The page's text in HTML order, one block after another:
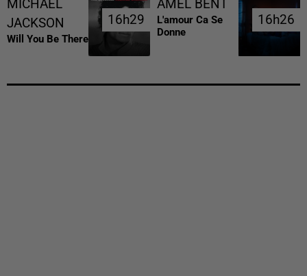
MICHAEL
JACKSON
Will You Be There
16h29
16h29
AMEL BENT
L'amour Ca Se
Donne
16h26
16h26